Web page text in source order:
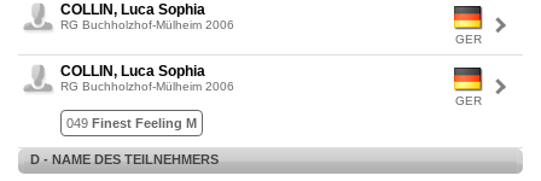
GER
COLLIN, Luca Sophia
RG Buchholzhof-Mülheim 2006
GER
COLLIN, Luca Sophia
RG Buchholzhof-Mülheim 2006
049 Finest Feeling M
D - NAME DES TEILNEHMERS